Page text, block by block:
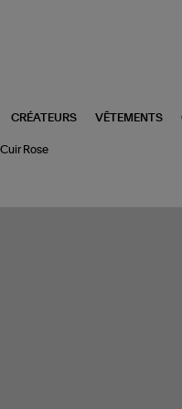
CRÉATEURS VÊTEMENTS
Rose